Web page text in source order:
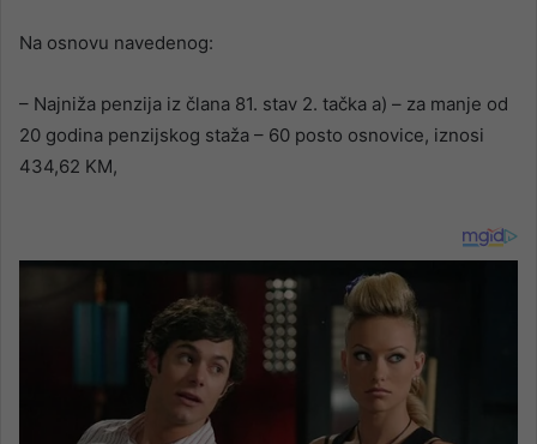
Na osnovu navedenog:
– Najniža penzija iz člana 81. stav 2. tačka a) – za manje od
20 godina penzijskog staža – 60 posto osnovice, iznosi
434,62 KM,